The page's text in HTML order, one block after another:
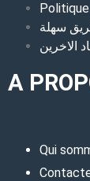
سهلة
الاخرين
A
Qui